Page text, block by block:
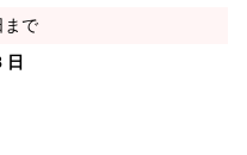
まで
日